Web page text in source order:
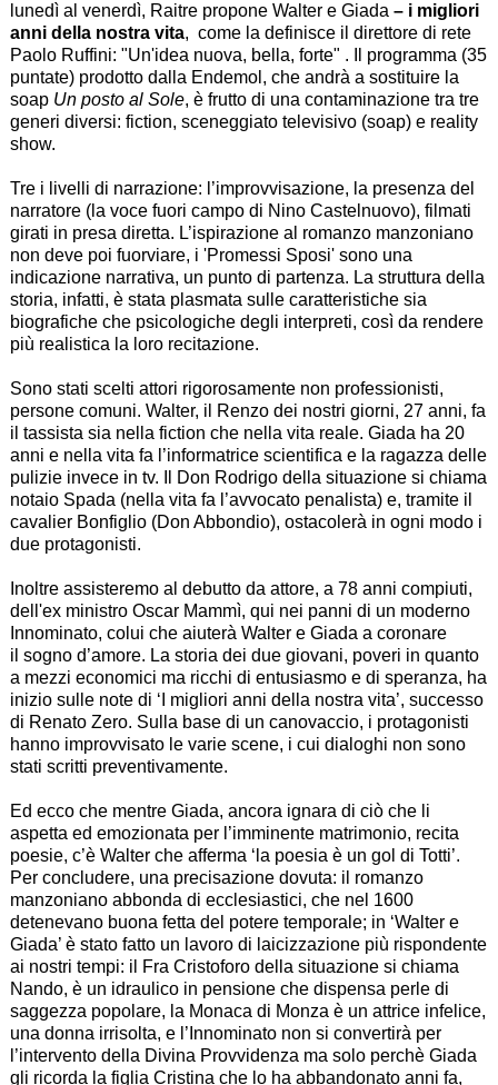
lunedì al venerdì, Raitre propone Walter e Giada – i migliori
anni della nostra vita, come la definisce il direttore di rete
Paolo Ruffini: "Un'idea nuova, bella, forte" . Il programma (35
puntate) prodotto dalla Endemol, che andrà a sostituire la
soap Un posto al Sole, è frutto di una contaminazione tra tre
generi diversi: fiction, sceneggiato televisivo (soap) e reality
show.
Tre i livelli di narrazione: l’improvvisazione, la presenza del
narratore (la voce fuori campo di Nino Castelnuovo), filmati
girati in presa diretta. L’ispirazione al romanzo manzoniano
non deve poi fuorviare, i 'Promessi Sposi'sono una
indicazione narrativa, un punto di partenza. La struttura della
storia, infatti, è stata plasmata sulle caratteristiche sia
biografiche che psicologiche degli interpreti, così da rendere
più realistica la loro recitazione.
Sono stati scelti attori rigorosamente non professionisti,
persone comuni. Walter, il Renzo dei nostri giorni, 27 anni, fa
il tassista sia nella fiction che nella vita reale. Giada ha 20
anni e nella vita fa l’informatrice scientifica e la ragazza delle
pulizie invece in tv. Il Don Rodrigo della situazione si chiama
notaio Spada (nella vita fa l’avvocato penalista) e, tramite il
cavalier Bonfiglio (Don Abbondio), ostacolerà in ogni modo i
due protagonisti.
Inoltre assisteremo al debutto da attore, a 78 anni compiuti,
dell'ex ministro Oscar Mammì, qui nei panni di un moderno
Innominato, colui che aiuterà Walter e Giada a coronare
il sogno d’amore. La storia dei due giovani, poveri in quanto
a mezzi economici ma ricchi di entusiasmo e di speranza, ha
inizio sulle note di ‘I migliori anni della nostra vita’, successo
di Renato Zero. Sulla base di un canovaccio, i protagonisti
hanno improvvisato le varie scene, i cui dialoghi non sono
stati scritti preventivamente.
Ed ecco che mentre Giada, ancora ignara di ciò che li
aspetta ed emozionata per l’imminente matrimonio, recita
poesie, c’è Walter che afferma ‘ la poesia è un gol di Totti’.
Per concludere, una precisazione dovuta: il romanzo
manzoniano abbonda di ecclesiastici, che nel 1600
detenevano buona fetta del potere temporale; in ‘Walter e
Giada’ è stato fatto un lavoro di laicizzazione più rispondente
ai nostri tempi: il Fra Cristoforo della situazione si chiama
Nando, è un idraulico in pensione che dispensa perle di
saggezza popolare, la Monaca di Monza è un attrice infelice,
una donna irrisolta, e l’Innominato non si convertirà per
l’intervento della Divina Provvidenza ma solo perchè Giada
gli ricorda la figlia Cristina che lo ha abbandonato anni fa,